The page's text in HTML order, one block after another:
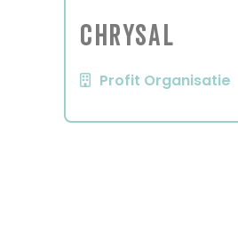
Chrysal
Profit Organisatie